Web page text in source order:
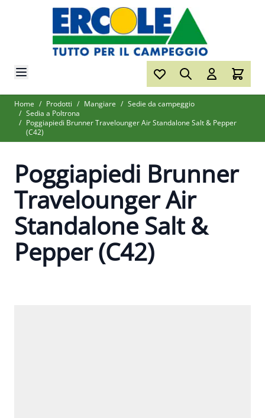
Salta al contenuto
Home / Prodotti / Mangiare / Sedie da campeggio
/ Sedia a Poltrona
/ Poggiapiedi Brunner Travelounger Air Standalone Salt & Pepper
(C42)
Poggiapiedi Brunner
Travelounger Air
Standalone Salt &
Pepper (C42)